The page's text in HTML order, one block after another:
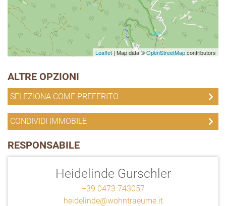
Leaflet | Map data ©OpenStreetMapcontributors
ALTRE OPZIONI
SELEZIONA COME PREFERITO
CONDIVIDI IMMOBILE
RESPONSABILE
Heidelinde Gurschler
+39 0473 743057
heidelinde@wohntraeume.it